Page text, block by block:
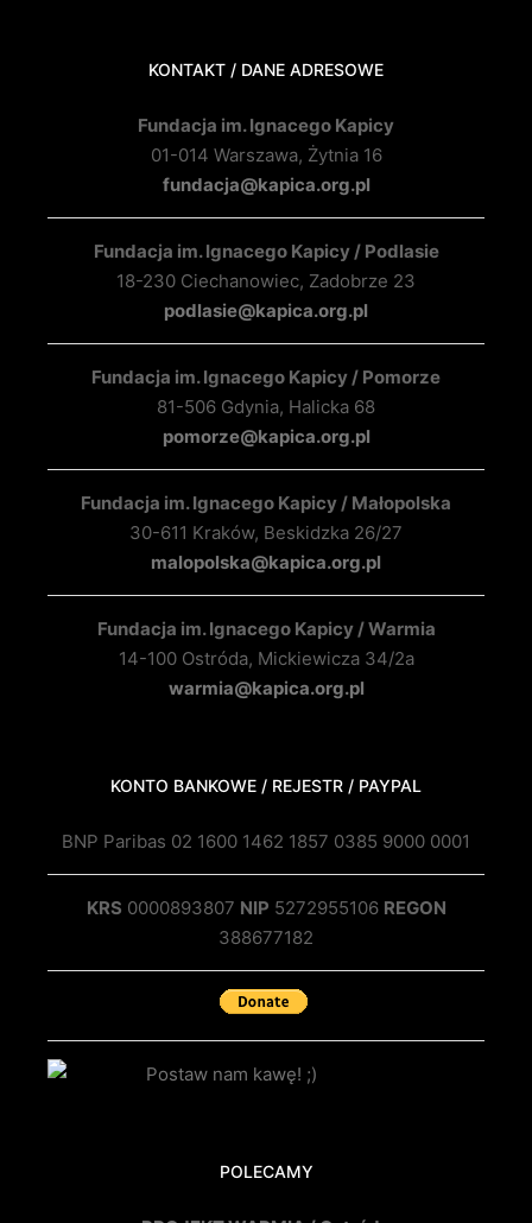
KONTAKT / DANE ADRESOWE
Fundacja im. Ignacego Kapicy
01-014 Warszawa, Żytnia 16
fundacja@kapica.org.pl
Fundacja im. Ignacego Kapicy / Podlasie
18-230 Ciechanowiec, Zadobrze 23
podlasie@kapica.org.pl
Fundacja im. Ignacego Kapicy / Pomorze
81-506 Gdynia, Halicka 68
pomorze@kapica.org.pl
Fundacja im. Ignacego Kapicy / Małopolska
30-611 Kraków, Beskidzka 26/27
malopolska@kapica.org.pl
Fundacja im. Ignacego Kapicy / Warmia
14-100 Ostróda, Mickiewicza 34/2a
warmia@kapica.org.pl
KONTO BANKOWE / REJESTR / PAYPAL
BNP Paribas 02 1600 1462 1857 0385 9000 0001
KRS 0000893807 NIP 5272955106 REGON
388677182
POLECAMY